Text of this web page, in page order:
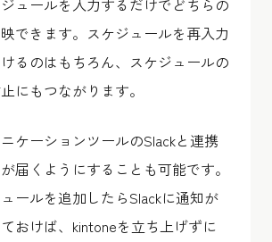
できます。スケジュールを再入力
るのはもちろん、スケジュールの
にもつながります。
ケーションツールのSlackと連携
届くようにすることも可能です。
ールを追加したらSlackに通知が
おけば、kintoneを立ち上げずに